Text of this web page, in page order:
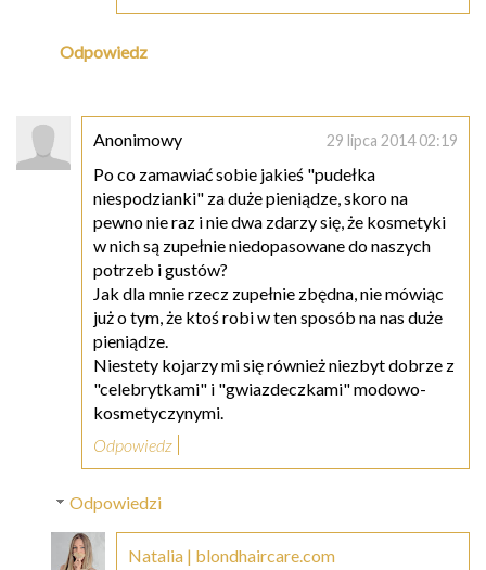
Odpowiedz
Anonimowy 29 lipca 2014 02:19
Po co zamawiać sobie jakieś "pudełka
niespodzianki" za duże pieniądze, skoro na
pewno nie raz i nie dwa zdarzy się, że kosmetyki
w nich są zupełnie niedopasowane do naszych
potrzeb i gustów?
Jak dla mnie rzecz zupełnie zbędna, nie mówiąc
już o tym, że ktoś robi w ten sposób na nas duże
pieniądze.
Niestety kojarzy mi się również niezbyt dobrze z
"celebrytkami" i "gwiazdeczkami" modowo-
kosmetyczynymi.
Odpowiedz
Odpowiedzi
Natalia | blondhaircare.com